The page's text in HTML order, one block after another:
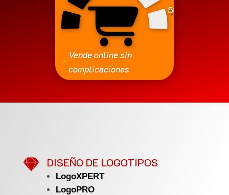
580
✳
Vende online sin
complicaciones
 DISEÑO DE LOGOTIPOS
LogoXPERT
LogoPRO